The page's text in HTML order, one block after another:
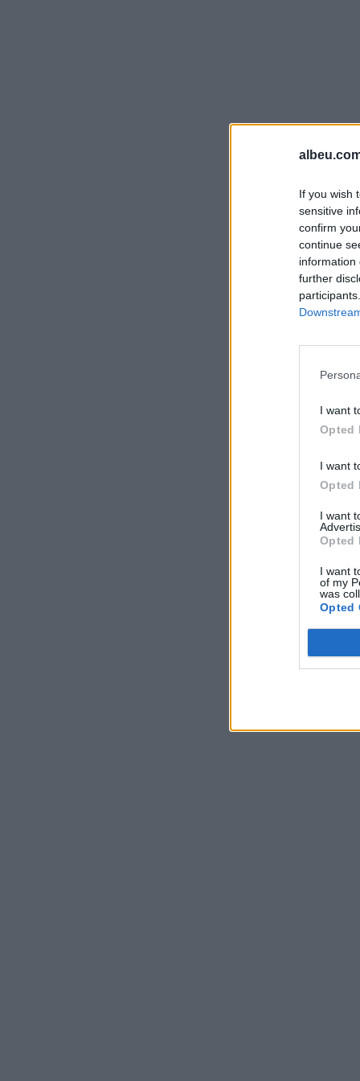
If you wish
sensitive
confirm
continue
information
further
I want
Opted
I want
Opted
I want
Opted
I want
of my
was
Opted